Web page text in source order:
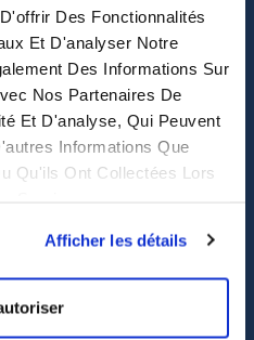
Des Fonctionnalités
Et D'analyser Notre
Des Informations Sur
Nos Partenaires De
Et D'analyse, Qui Peuvent
Informations Que
Qu'ils Ont Collectées Lors
Afficher les détails
– Unit 2607, 26/F
Hong Kong